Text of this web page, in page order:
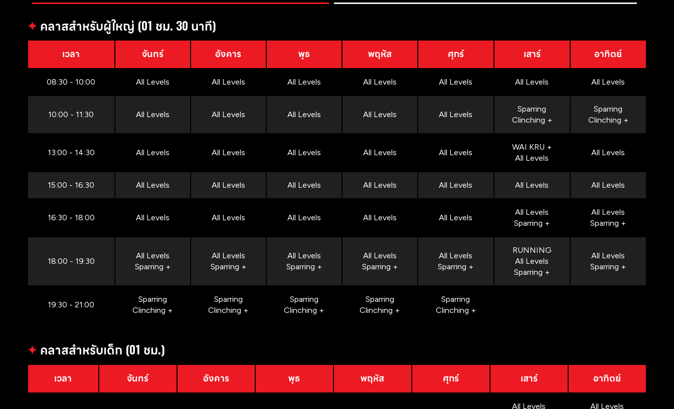
✦คลาสสำหรับผู้ใหญ่ (01 ชม. 30 นาที)
เวลา จันทร์ อังคาร พุธ พฤหัส ศุกร์ เสาร์ อาทิตย์
08:30 - 10:00 All Levels All Levels All Levels All Levels All Levels All Levels All Levels
10:00 - 11:30 All Levels All Levels All Levels All Levels All Levels
Sparring
Clinching +
Sparring
Clinching +
13:00 - 14:30 All Levels All Levels All Levels All Levels All Levels
WAI KRU +
All Levels
All Levels
15:00 - 16:30 All Levels All Levels All Levels All Levels All Levels All Levels All Levels
16:30 - 18:00 All Levels All Levels All Levels All Levels All Levels
All Levels
Sparring +
All Levels
Sparring +
18:00 - 19:30
All Levels
Sparring +
All Levels
Sparring +
All Levels
Sparring +
All Levels
Sparring +
All Levels
Sparring +
RUNNING
All Levels
Sparring +
All Levels
Sparring +
19:30 - 21:00
Sparring
Clinching +
Sparring
Clinching +
Sparring
Clinching +
Sparring
Clinching +
Sparring
Clinching +
✦คลาสสำหรับเด็ก (01 ชม.)
เวลา จันทร์ อังคาร พุธ พฤหัส ศุกร์ เสาร์ อาทิตย์
All Levels All Levels